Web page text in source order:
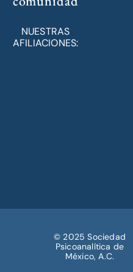
NUESTRAS
AFILIACIONES:
© 2025 Sociedad
Psicoanalítica de
México, A.C.